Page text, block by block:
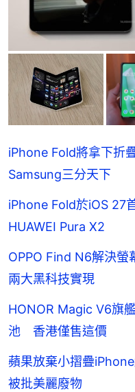
iPhone Fold將拿下折
Samsung三分天下
iPhone Fold於iOS 27
HUAWEI Pura X2
OPPO Find N6解決螢
兩大黑科技實現
HONOR Magic V6旗
池 香港僅售這價
蘋果放棄小摺疊
被批美麗廢物